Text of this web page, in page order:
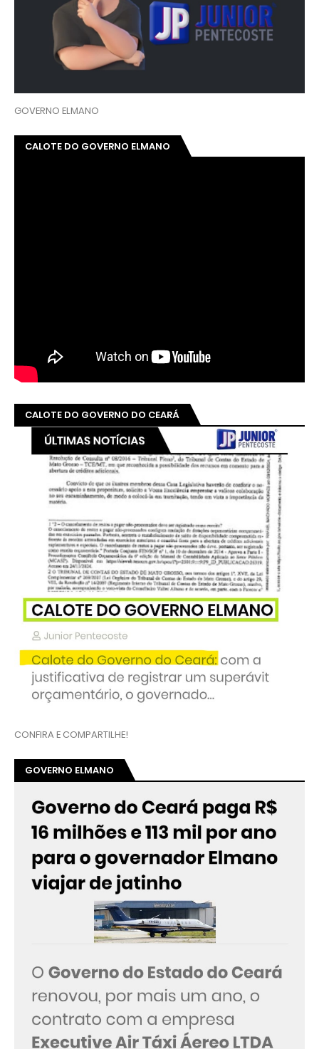
GOVERNO ELMANO
CALOTE DO GOVERNO ELMANO
CALOTE DO GOVERNO DO CEARÁ
CONFIRA E COMPARTILHE!
GOVERNO ELMANO